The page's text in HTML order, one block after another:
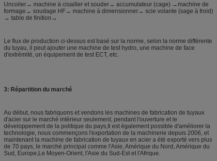
Uncoiler→ machine à cisailler et souder→ accumulateur (cage) →machine de
formage→ soudage HF→ machine à dimensionner→ scie volante (sage à froid)
→ table de finition→
Le flux de production ci-dessus est basé sur la norme, selon la norme différente
du tuyau, il peut ajouter une machine de test hydro, une machine de face
d'extrémité, un équipement de test ECT, etc.
3: Répartition du marché
Au début, nous fabriquons et vendons les machines de fabrication de tuyaux
d'acier sur le marché intérieur seulement, pendant l'ouverture et le
développement de la politique du pays,Il est également possible d'améliorer la
technologie, nous commençons l'exportation de la machinerie depuis 2006, et
maintenant la machine de fabrication de tuyaux en acier a été exporté vers plus
de 70 pays, le marché principal comme l'Asie, Amérique du Nord, Amérique du
Sud, Europe,Le Moyen-Orient, l'Asie du Sud-Est et l'Afrique.